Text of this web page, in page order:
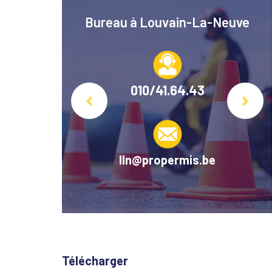
Bureau à Louvain-La-Neuve
010/41.64.43
lln@propermis.be
Télécharger